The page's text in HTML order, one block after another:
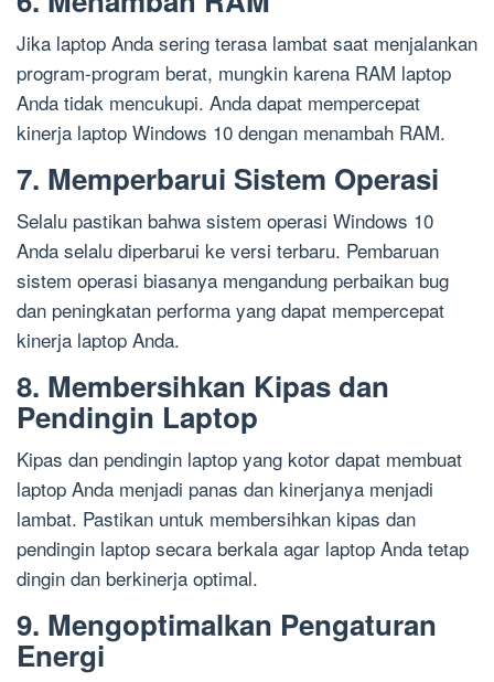
Jika laptop Anda sering terasa lambat saat menjalankan
program-program berat, mungkin karena RAM laptop
Anda tidak mencukupi. Anda dapat mempercepat
kinerja laptop Windows 10 dengan menambah RAM.
7. Memperbarui Sistem Operasi
Selalu pastikan bahwa sistem operasi Windows 10
Anda selalu diperbarui ke versi terbaru. Pembaruan
sistem operasi biasanya mengandung perbaikan bug
dan peningkatan performa yang dapat mempercepat
kinerja laptop Anda.
8. Membersihkan Kipas dan
Pendingin Laptop
Kipas dan pendingin laptop yang kotor dapat membuat
laptop Anda menjadi panas dan kinerjanya menjadi
lambat. Pastikan untuk membersihkan kipas dan
pendingin laptop secara berkala agar laptop Anda tetap
dingin dan berkinerja optimal.
9. Mengoptimalkan Pengaturan
Energi